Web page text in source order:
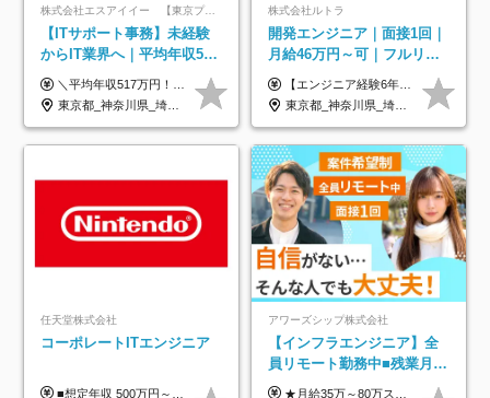
株式会社エスアイイー 【東京プロマーケット上場】
【ITサポート事務】未経験
からIT業界へ｜平均年収517
万円｜ホワイト企業認定｜
年休134日｜リモートOK
＼平均年収517万円！入社5年目まで毎年必ず昇給／ ■賞与年3回 ■年収800万円以上も可 ■入社3年以上の平均年収469.2万円 月給23万2000円以上＋賞与年3回＋各種手当 ☆入社5年目まで最大1万5000円の定期昇給を確約 ┃各種手当充実 ・規定の資格を取得すれば、2000円～5万円を毎月支給（2万4000円～60万円／年） ・研修中に取得した取得率95％の資格でも研修後の給料UP ※月給は年齢・経験・能力を考慮して、優遇いたします ※上記月給金額は固定残業代（20時間/3万1300円円以上）を含み、超過分は別途支給いたします ※試用期間（6ヶ月）は月給に変動はありますが、その他待遇に差異はありません ├入社後1ヶ月～3ヶ月間は、月給20万1900円となります └上記金額は固定残業代（10時間／1万6000円）を含み、超過分は別途支給いたします
東京都_神奈川県_埼玉県_千葉県_大阪府_愛知県_北海道_青森県_岩手県_宮城県_秋田県_山形県_福島県_茨城県_栃木県_群馬県_新潟県_山梨県_長野県_富山県_石川県_福井県_静岡県_岐阜県_三重県_兵庫県_京都府_滋賀県_奈良県_和歌山県_広島県_岡山県_鳥取県_島根県_山口県_徳島県_香川県_愛媛県_高知県_福岡県_熊本県_佐賀県_長崎県_大分県_宮崎県_鹿児島県_沖縄県
株式会社ルトラ
開発エンジニア｜面接1回｜
月給46万円～可｜フルリモ
ートも可｜案件選択制｜定
着率96％以上｜副業OK｜住
宅手当
【エンジニア経験6年以上の方】 月給46万円～100万円（固定残業代含む） ※上記月給には月30時間分の固定残業代（月8万7,400円～月19万円）を含む。超過分は全額支給。 【エンジニア経験4年以上の方】 月給42万円～100万円（固定残業代含む） ※上記月給には月30時間分の固定残業代（月7万9,800円～月19万円）を含む。超過分は全額支給。 【エンジニア経験4年未満の方】 月給38万円～100万円（固定残業代含む） ※上記月給には月30時間分の固定残業代（月7万2,200円～月19万円）を含む。超過分は全額支給。 ※経験、スキル、前職給与などを踏まえて決定。 ◆ルトラの給与制度のポイント！◆ ・社員の95%が入社時に年収UP！最高で300万円UPの実績も ・平均還元率86.3%（交通費・住宅手当・会社負担分の社保も含む） ・人柄やポテンシャルを評価し、スキル以上の希望年収を提示することも ・退職金制度やリファラル手当（平均50万円）あり
東京都_神奈川県_埼玉県_千葉県_大阪府_愛知県_北海道_青森県_岩手県_宮城県_秋田県_山形県_福島県_茨城県_栃木県_群馬県_新潟県_山梨県_長野県_富山県_石川県_福井県_静岡県_岐阜県_三重県_兵庫県_京都府_滋賀県_奈良県_和歌山県_広島県_岡山県_鳥取県_島根県_山口県_徳島県_香川県_愛媛県_高知県_福岡県_熊本県_佐賀県_長崎県_大分県_宮崎県_鹿児島県_沖縄県
任天堂株式会社
コーポレートITエンジニア
■想定年収 500万円～900万円 月給制 月給278,000円～ ※残業が発生した場合、残業代を別途全額支給します ※試用期間2ヶ月あり(待遇や給与に差異はありません)
アワーズシップ株式会社
【インフラエンジニア】全
員リモート勤務中■残業月
3h■最大3ヶ月の連休あり■
★月給35万～80万スタートも可 【未経験の方】 ■月給26万～80万＋賞与年2回（年2ヶ月分） 【何かしらのインフラエンジニア経験をお持ちの方】 ■月給35万～80万＋賞与年2回（年2ヶ月分） ※スキル・経験などを考慮し決定します ※試用期間6ヶ月あり。期間中は契約社員となります。その他の待遇に差異はありません（試用期間終了後、昇給の可能性あり） ※上記金額には固定残業代（月30時間分／4万9600円～15万2600円）を含みます。超過分は別途支給いたします。 ＼頑張りはインセンティブで還元！／ クライアントに貢献度を評価され、当社のエンジニアが追加で案件に参画することになるなど、会社にとって利益になる行動はしっかり評価します。 会社の成長に貢献できていることを実感でき、「もっと頑張ろう」と思える体制づくりを整えています！